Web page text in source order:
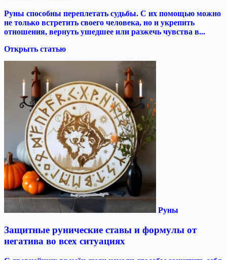
Руны способны переплетать судьбы. С их помощью можно
не только встретить своего человека, но и укрепить
отношения, вернуть ушедшее или разжечь чувства в...
Открыть статью
Руны
Защитные рунические ставы и формулы от
негатива во всех ситуациях